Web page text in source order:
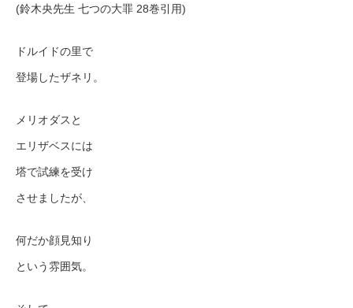
(鈴木央先生 七つの大罪 28巻引用)
ドルイドの里で
登場したザネリ。
メリオダスと
エリザベスには
塔で試練を受け
させましたが、
何だか顔見知り
という雰囲気。